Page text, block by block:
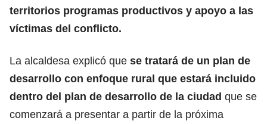
territorios programas productivos y apoyo a las
víctimas del conflicto.
La alcaldesa explicó que se tratará de un plan de
desarrollo con enfoque rural que estará incluido
dentro del plan de desarrollo de la ciudad que se
comenzará a presentar a partir de la próxima